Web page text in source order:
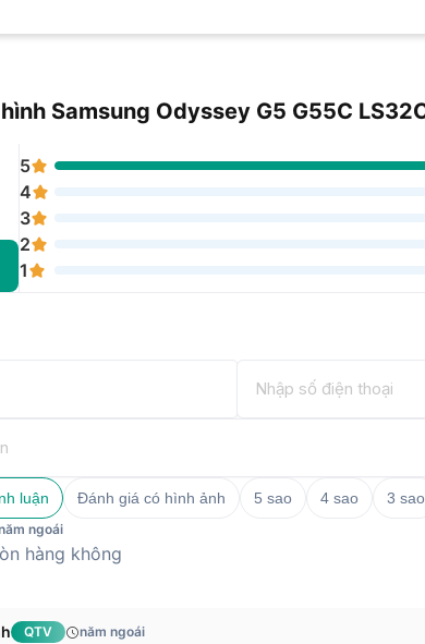
Samsung Odyssey G5 G55C
5
4
3
2
1
luận Đánh giá có hình ảnh 5 sao 4 sao 3 sao
ngoái
hàng không
QTV năm ngoái